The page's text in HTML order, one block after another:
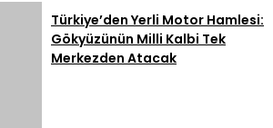
Türkiye’den Yerli Motor Hamlesi:
Gökyüzünün Milli Kalbi Tek
Merkezden Atacak